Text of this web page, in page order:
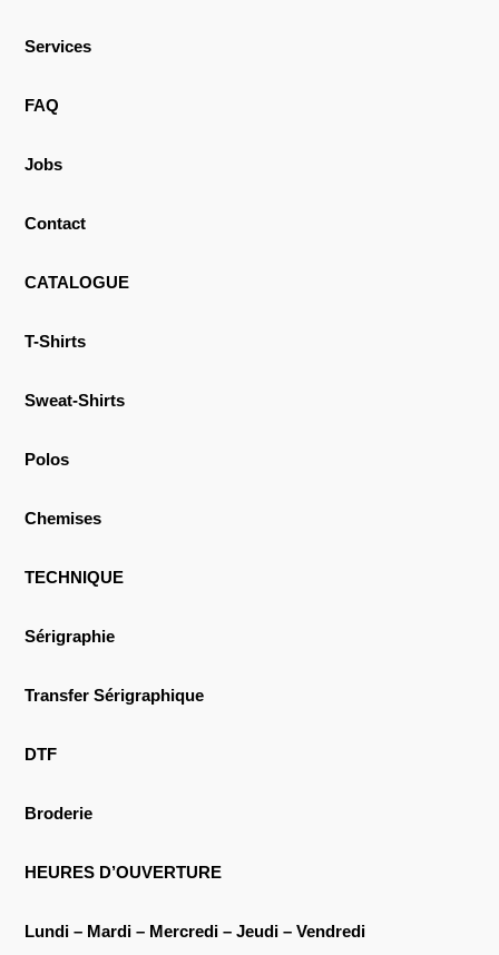
Services
FAQ
Jobs
Contact
CATALOGUE
T-Shirts
Sweat-Shirts
Polos
Chemises
TECHNIQUE
Sérigraphie
Transfer Sérigraphique
DTF
Broderie
HEURES D’OUVERTURE
Lundi – Mardi – Mercredi – Jeudi – Vendredi